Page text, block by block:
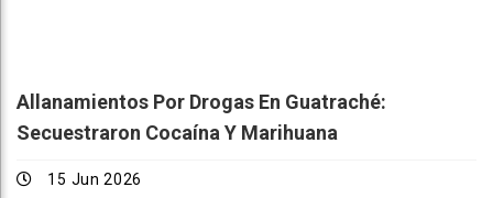
Allanamientos Por Drogas En Guatraché:
Secuestraron Cocaína Y Marihuana
15 Jun 2026